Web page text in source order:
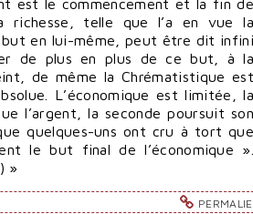
est le commencement et la fin de
richesse, telle que l’a en vue la
en lui-même, peut être dit infini
de plus en plus de ce but, à la
de même la Chrématistique est
L’économique est limitée, la
l’argent, la seconde poursuit son
quelques-uns ont cru à tort que
le but final de l’économique ».
»